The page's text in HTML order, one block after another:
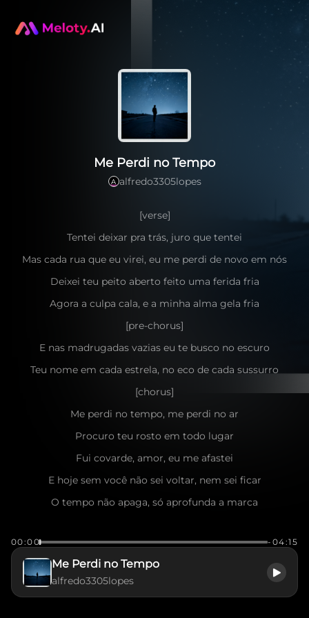
Me Perdi no Tempo
A alfredo3305lopes
[verse]
Tentei deixar pra trás, juro que tentei
Mas cada rua que eu virei, eu me perdi de novo em nós
Deixei teu peito aberto feito uma ferida fria
Agora a culpa cala, e a minha alma gela fria
[pre-chorus]
E nas madrugadas vazias eu te busco no escuro
Teu nome em cada estrela, no eco de cada sussurro
[chorus]
Me perdi no tempo, me perdi no ar
Procuro teu rosto em todo lugar
Fui covarde, amor, eu me afastei
E hoje sem você não sei voltar, nem sei ficar
O tempo não apaga, só aprofunda a marca
[verse]
As fotos ainda doem, as mensagens sem resposta
A casa ainda cheira a você, e eu não me acostumo
00:00 -04:15
Me Perdi no Tempo
alfredo3305lopes